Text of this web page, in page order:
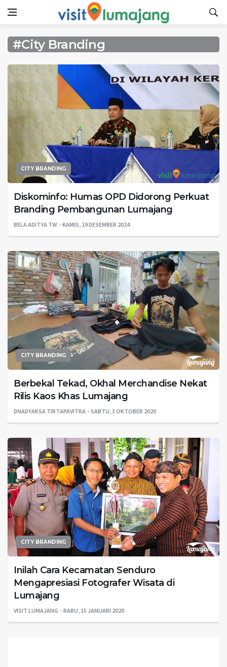
#City Branding
CITY BRANDING
Diskominfo: Humas OPD Didorong Perkuat
Branding Pembangunan Lumajang
BELA ADITYA TW KAMIS, 19 DESEMBER 2024
CITY BRANDING
Berbekal Tekad, Okhal Merchandise Nekat
Rilis Kaos Khas Lumajang
DNADYAKSA TIRTAPAVITRA SABTU, 3 OKTOBER 2020
CITY BRANDING
Inilah Cara Kecamatan Senduro
Mengapresiasi Fotografer Wisata di
Lumajang
VISIT LUMAJANG RABU, 15 JANUARI 2020